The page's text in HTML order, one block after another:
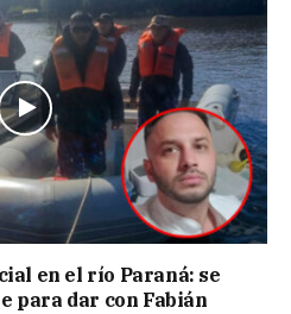
en el río Paraná: se
dar con Fabián